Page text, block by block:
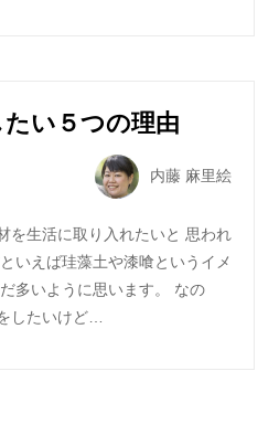
い５つの理由
内藤 麻里絵
を生活に取り入れたいと 思われ
いえば珪藻土や漆喰というイメ
多いように思います。 なの
したいけど…